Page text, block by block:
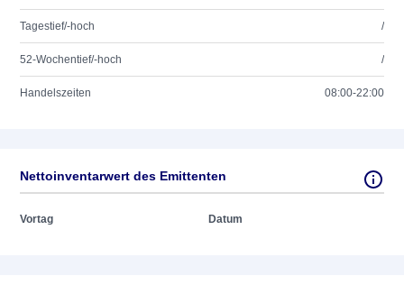
Tagestief/-hoch /
52-Wochentief/-hoch /
Handelszeiten 08:00-22:00
Nettoinventarwert des Emittenten
Vortag Datum